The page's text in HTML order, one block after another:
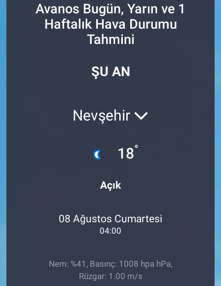
Avanos Bugün, Yarın ve 1
Haftalık Hava Durumu
Tahmini
ŞU AN
Nevşehir
18°
Açık
08 Ağustos Cumartesi
04:00
Nem: %41, Basınç: 1008 hpa hPa,
Rüzgar: 1.00 m/s